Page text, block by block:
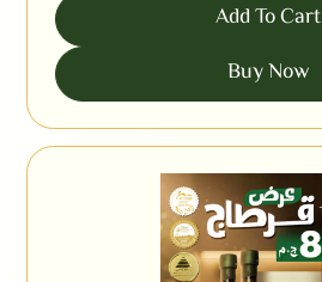
Add To Cart
Buy Now